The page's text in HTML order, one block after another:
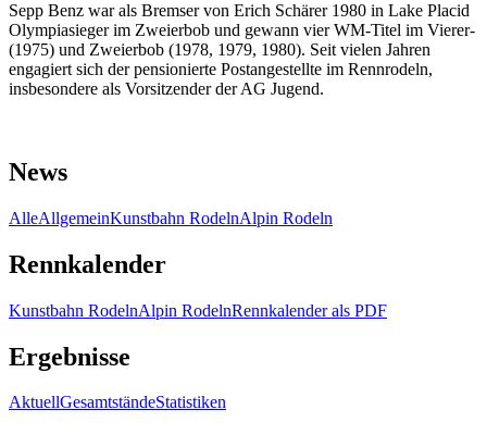
Sepp Benz war als Bremser von Erich Schärer 1980 in Lake Placid
Olympiasieger im Zweierbob und gewann vier WM-Titel im Vierer-
(1975) und Zweierbob (1978, 1979, 1980). Seit vielen Jahren
engagiert sich der pensionierte Postangestellte im Rennrodeln,
insbesondere als Vorsitzender der AG Jugend.
News
AlleAllgemeinKunstbahn RodelnAlpin Rodeln
Rennkalender
Kunstbahn RodelnAlpin RodelnRennkalender als PDF
Ergebnisse
AktuellGesamtständeStatistiken